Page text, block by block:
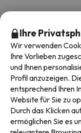
Verfügbare
Ihre
Wir verwenden
Ihre Vorlieben
und Ihnen
Profil anzuzeigen.
entsprechend Ihren
Website für Sie zu
Durch das Klicken
ermöglichen Sie es